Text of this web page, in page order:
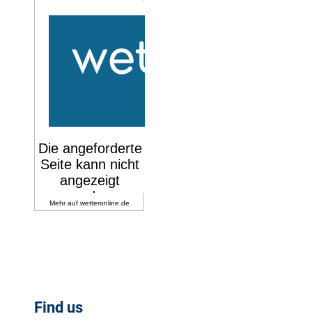
Mehr auf wetteronline.de
Find us